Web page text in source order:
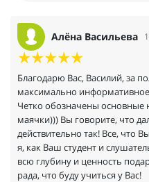
Алёна Васильева
Благодарю Вас, Василий, за
максимально
Четко обозначены основные
маячки))) Вы говорите, что
действительно так! Все, что
я, как Ваш студент и
всю глубину и ценность
рада, что буду учиться у Вас!